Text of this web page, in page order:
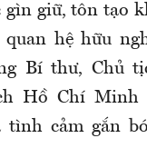
gìn giữ, tôn tạo
quan hệ hữu
Bí thư, Chủ
Hồ Chí Minh
tình cảm gắn